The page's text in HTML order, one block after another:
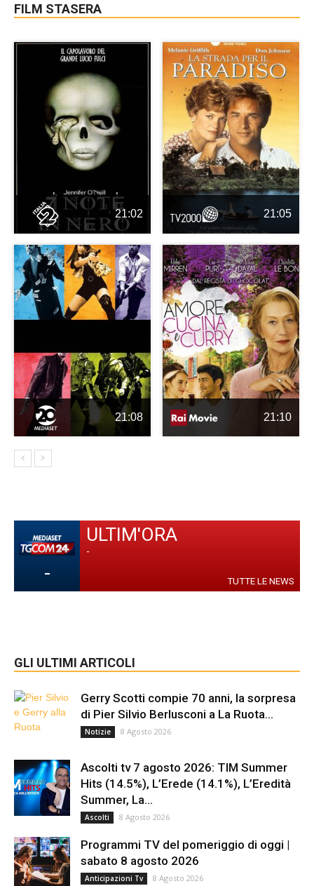
FILM STASERA
21:02 21:05
21:08 21:10
-
ULTIM'ORA
-
TUTTE LE NEWS
GLI ULTIMI ARTICOLI
Gerry Scotti compie 70 anni, la sorpresa
di Pier Silvio Berlusconi a La Ruota...
Notizie 8 Agosto 2026
Ascolti tv 7 agosto 2026: TIM Summer
Hits (14.5%), L’Erede (14.1%), L’Eredità
Summer, La...
Ascolti 8 Agosto 2026
Programmi TV del pomeriggio di oggi |
sabato 8 agosto 2026
Anticipazioni Tv 8 Agosto 2026